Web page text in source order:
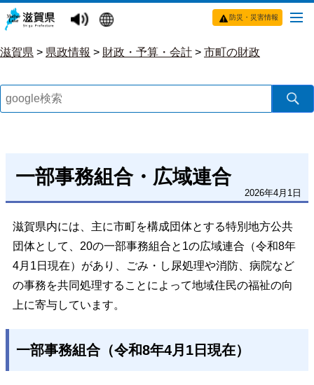
防災・災害情報
滋賀県 > 県政情報 > 財政・予算・会計 > 市町の財政
一部事務組合・広域連合
2026年4月1日
滋賀県内には、主に市町を構成団体とする特別地方公共
団体として、20の一部事務組合と1の広域連合（令和8年
4月1日現在）があり、ごみ・し尿処理や消防、病院など
の事務を共同処理することによって地域住民の福祉の向
上に寄与しています。
一部事務組合（令和8年4月1日現在）